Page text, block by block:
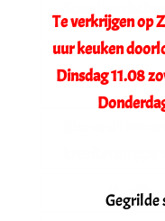
Scandinavische
Te verkrijgen op
uur keuken
Dinsdag 11.08
Gegrilde